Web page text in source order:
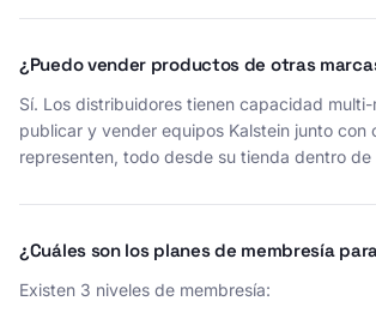
¿Puedo vender productos de otras
Sí. Los distribuidores tienen capacidad
publicar y vender equipos Kalstein junto con
representen, todo desde su tienda dentro de
¿Cuáles son los planes de membresía
Existen 3 niveles de membresía: